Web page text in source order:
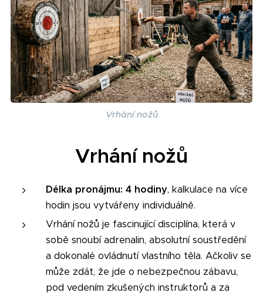
Vrhání nožů
Vrhání nožů
Délka pronájmu: 4 hodiny, kalkulace na více
hodin jsou vytvářeny individuálně.
Vrhání nožů je fascinující disciplína, která v
sobě snoubí adrenalin, absolutní soustředění
a dokonalé ovládnutí vlastního těla. Ačkoliv se
může zdát, že jde o nebezpečnou zábavu,
pod vedením zkušených instruktorů a za